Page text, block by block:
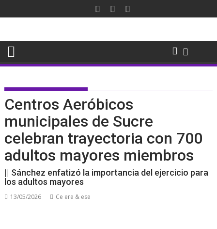
al
Centros Aeróbicos
municipales de Sucre
celebran trayectoria con 700
adultos mayores miembros
|| Sánchez enfatizó la importancia del ejercicio para
los adultos mayores
13/05/2026 Ce ere & ese